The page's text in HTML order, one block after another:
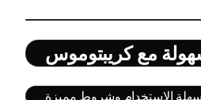
مع كريبتوموس